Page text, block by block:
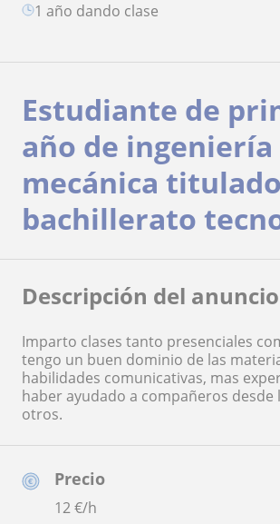
1 año dando clase
Precio
12€/h
Estudiante de
año de ingeniería
mecánica
bachillerato
Descripción del anuncio
Imparto clases tanto presenciales
tengo un buen dominio de las
habilidades comunicativas, mas
haber ayudado a compañeros desde
otros.